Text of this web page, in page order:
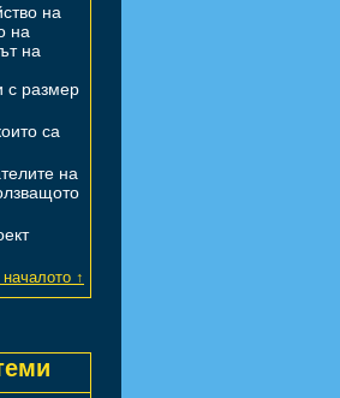
на
на
на
с размер
са
на
↑